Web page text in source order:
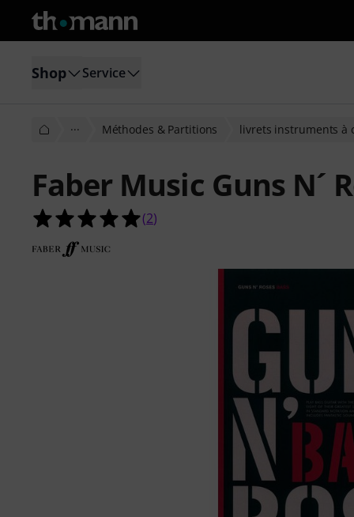
Shop Service
··· Méthodes & Partitions livrets instruments à
Faber Music Guns N´
5.0 étoiles sur 5 d'après 2
(2)